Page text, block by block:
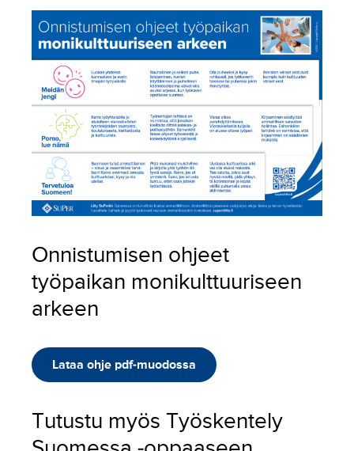
Onnistumisen ohjeet
työpaikan monikulttuuriseen
arkeen
Lataa ohje pdf-muodossa
Tutustu myös Työskentely